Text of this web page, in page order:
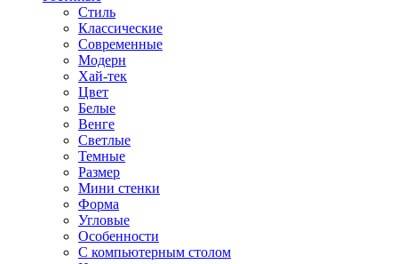
Стиль
Классические
Современные
Модерн
Хай-тек
Цвет
Белые
Венге
Светлые
Темные
Размер
Мини стенки
Форма
Угловые
Особенности
С компьютерным столом